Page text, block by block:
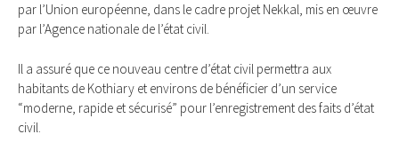
par l’Union européenne, dans le cadre projet Nekkal, mis en œuvre
par l’Agence nationale de l’état civil.
Il a assuré que ce nouveau centre d’état civil permettra aux
habitants de Kothiary et environs de bénéficier d’un service
“moderne, rapide et sécurisé” pour l’enregistrement des faits d’état
civil.